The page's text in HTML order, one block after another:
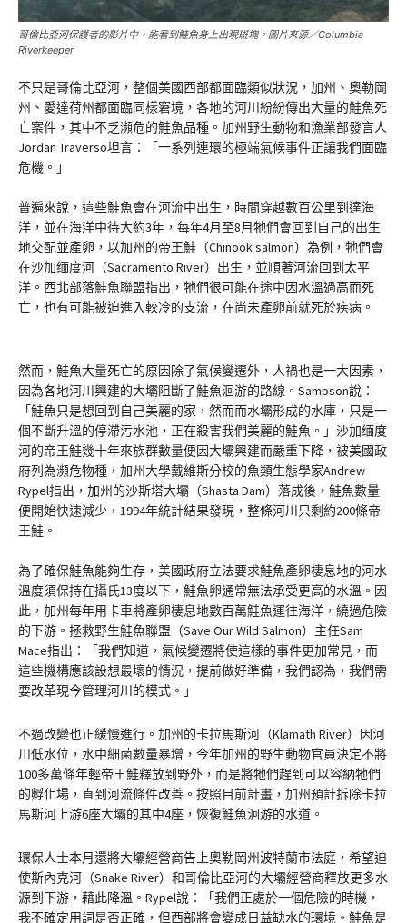
哥倫比亞河保護者的影片中，能看到鮭魚身上出現斑塊。圖片來源／Columbia
Riverkeeper
不只是哥倫比亞河，整個美國西部都面臨類似狀況，加州、奧勒岡
州、愛達荷州都面臨同樣窘境，各地的河川紛紛傳出大量的鮭魚死
亡案件，其中不乏瀕危的鮭魚品種。加州野生動物和漁業部發言人
Jordan Traverso坦言：「一系列連環的極端氣候事件正讓我們面臨
危機。」
普遍來說，這些鮭魚會在河流中出生，時間穿越數百公里到達海
洋，並在海洋中待大約3年，每年4月至8月牠們會回到自己的出生
地交配並產卵，以加州的帝王鮭（Chinook salmon）為例，牠們會
在沙加缅度河（Sacramento River）出生，並順著河流回到太平
洋。西北部落鮭魚聯盟指出，牠們很可能在途中因水溫過高而死
亡，也有可能被迫進入較冷的支流，在尚未產卵前就死於疾病。
然而，鮭魚大量死亡的原因除了氣候變遷外，人禍也是一大因素，
因為各地河川興建的大壩阻斷了鮭魚洄游的路線。Sampson說：
「鮭魚只是想回到自己美麗的家，然而而水壩形成的水庫，只是一
個不斷升溫的停滯污水池，正在殺害我們美麗的鮭魚。」沙加缅度
河的帝王鮭幾十年來族群數量便因大壩興建而嚴重下降，被美國政
府列為瀕危物種，加州大學戴維斯分校的魚類生態學家Andrew
Rypel指出，加州的沙斯塔大壩（Shasta Dam）落成後，鮭魚數量
便開始快速減少，1994年統計結果發現，整條河川只剩約200條帝
王鮭。
為了確保鮭魚能夠生存，美國政府立法要求鮭魚產卵棲息地的河水
溫度須保持在攝氏13度以下，鮭魚卵通常無法承受更高的水溫。因
此，加州每年用卡車將產卵棲息地數百萬鮭魚運往海洋，繞過危險
的下游。拯救野生鮭魚聯盟（Save Our Wild Salmon）主任Sam
Mace指出：「我們知道，氣候變遷將使這樣的事件更加常見，而
這些機構應該設想最壞的情況，提前做好準備，我們認為，我們需
要改革現今管理河川的模式。」
不過改變也正緩慢進行。加州的卡拉馬斯河（Klamath River）因河
川低水位，水中細菌數量暴增，今年加州的野生動物官員決定不將
100多萬條年輕帝王鮭釋放到野外，而是將牠們趕到可以容納牠們
的孵化場，直到河流條件改善。按照目前計畫，加州預計拆除卡拉
馬斯河上游6座大壩的其中4座，恢復鮭魚洄游的水道。
環保人士本月還將大壩經營商告上奧勒岡州波特蘭市法庭，希望迫
使斯內克河（Snake River）和哥倫比亞河的大壩經營商釋放更多水
源到下游，藉此降溫。Rypel說：「我們正處於一個危險的時機，
我不確定用詞是否正確，但西部將會變成日益缺水的環境。鮭魚是